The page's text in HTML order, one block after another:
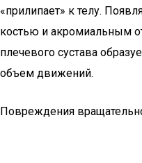
«прилипает» к телу.
костью и акромиальным
плечевого сустава
объем движений.
Повреждения